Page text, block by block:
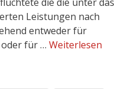
Leistungen nach
entweder für
oder für … Weiterlesen